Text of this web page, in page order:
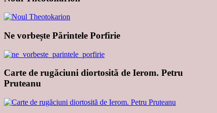
Ne vorbește Părintele Porfirie
Carte de rugăciuni diortosită de Ierom. Petru
Pruteanu